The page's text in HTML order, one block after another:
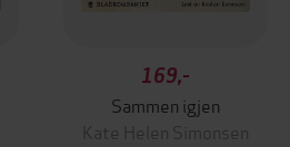
169,-
Sammen igjen
Kate Helen Simonsen